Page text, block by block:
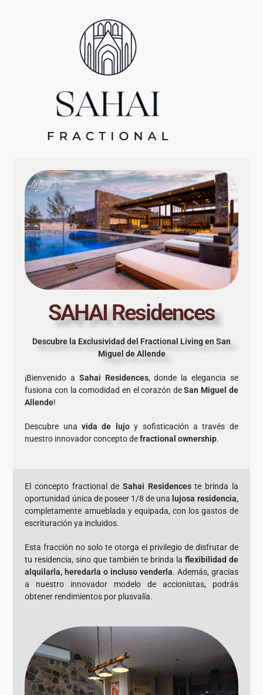
SAHAI Residences
Descubre la Exclusividad del Fractional Living en San
Miguel de Allende
¡Bienvenido a Sahai Residences, donde la elegancia se
fusiona con la comodidad en el corazón deSan Miguel de
Allende!
Descubre unavida de lujoy sofisticación a través de
nuestro innovador concepto defractional ownership.
El concepto fractional de Sahai Residenceste brinda la
oportunidad única de poseer 1/8 de una lujosa residencia,
completamente amueblada y equipada, con los gastos de
escrituración ya incluidos.
Esta fracción no solo te otorga el privilegio de disfrutar de
tu residencia, sino que también te brinda la flexibilidad de
alquilarla, heredarla o incluso venderla. Además, gracias
a nuestro innovador modelo de accionistas, podrás
obtener rendimientos por plusvalía.